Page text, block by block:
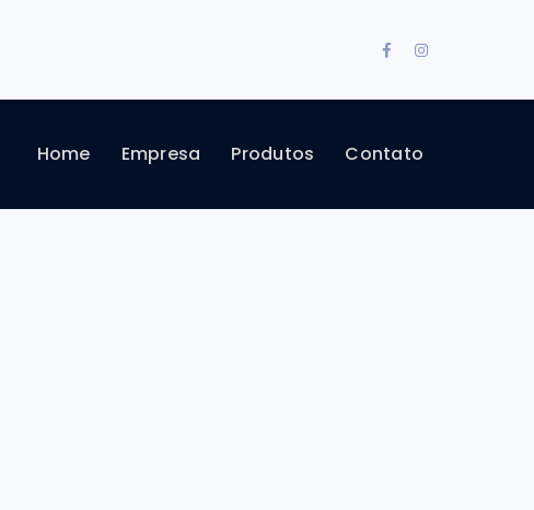
FacebookInstagram
Home Empresa Produtos Contato